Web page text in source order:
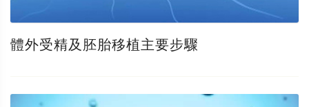
體外受精及胚胎移植主要步驟